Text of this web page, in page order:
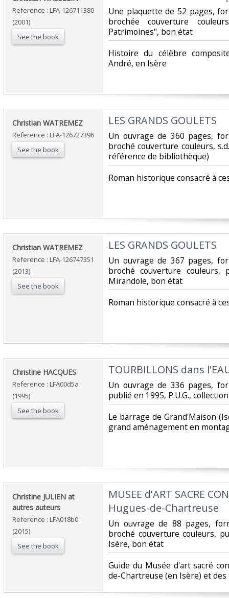
Reference : LFA-126711380
(2001)
See the book
‎Une plaquette de 52 pages,
brochée couverture
Patrimoines", bon état‎
‎Histoire du célèbre
André, en Isère‎
‎Christian WATREMEZ‎
Reference : LFA-126727396
See the book
‎LES GRANDS GOULETS‎
‎Un ouvrage de 360 pages,
broché couverture couleurs,
référence de bibliothèque)‎
‎Roman historique consacré à
‎Christian WATREMEZ‎
Reference : LFA-126747351
(2013)
See the book
‎LES GRANDS GOULETS‎
‎Un ouvrage de 367 pages,
broché couverture couleurs,
Mirandole, bon état‎
‎Roman historique consacré à
‎Christine HACQUES‎
Reference : LFA00d5a
(1995)
See the book
‎TOURBILLONS dans
‎Un ouvrage de 336 pages,
publié en 1995, P.U.G.,
‎Le barrage de Grand'Maison
grand aménagement en
‎Christine JULIEN at
autres auteurs‎
Reference : LFA018b0
(2015)
See the book
‎MUSEE d'ART SACRE
Hugues-de-Chartreuse‎
‎Un ouvrage de 88 pages,
broché couverture couleurs,
Isère, bon état‎
‎Guide du Musée d'art sacré
de-Chartreuse (en Isère) et